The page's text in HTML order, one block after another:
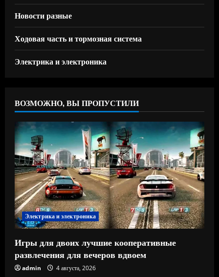
Новости разные
Ходовая часть и тормозная система
Электрика и электроника
ВОЗМОЖНО, ВЫ ПРОПУСТИЛИ
Электрика и электроника
Игры для двоих лучшие кооперативные
развлечения для вечеров вдвоем
admin 4 августа, 2026